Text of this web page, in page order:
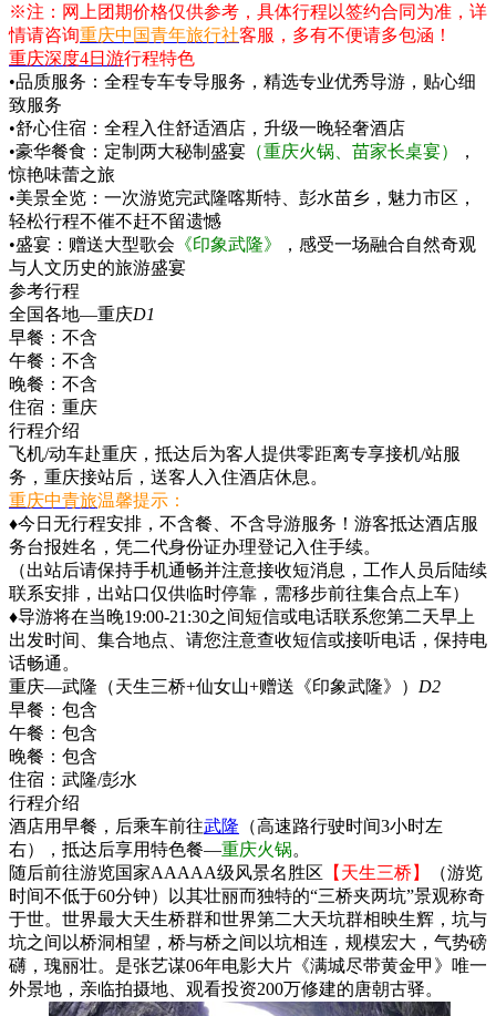
※注：网上团期价格仅供参考，具体行程以签约合同为准，详
情请咨询重庆中国青年旅行社客服，多有不便请多包涵！
重庆深度4日游行程特色
•品质服务：全程专车专导服务，精选专业优秀导游，贴心细
致服务
•舒心住宿：全程入住舒适酒店，升级一晚轻奢酒店
•豪华餐食：定制两大秘制盛宴 （重庆火锅、苗家长桌宴）
，
惊艳味蕾之旅
•美景全览：一次游览完武隆喀斯特、彭水苗乡，魅力市区，
轻松行程不催不赶不留遗憾
•盛宴：赠送大型歌会 《印象武隆》
，感受一场融合自然奇观
与人文历史的旅游盛宴
参考行程
全国各地—重庆D1
早餐： 不含
午餐： 不含
晚餐： 不含
住宿： 重庆
行程介绍
飞机/动车赴重庆，抵达后为客人提供零距离专享接机/站服
务，重庆接站后，送客人入住酒店休息。
重庆中青旅温馨提示：
♦今日无行程安排，不含餐、不含导游服务！游客抵达酒店服
务台报姓名，凭二代身份证办理登记入住手续。
（出站后请保持手机通畅并注意接收短消息，工作人员后陆续
联系安排，出站口仅供临时停靠，需移步前往集合点上车）
♦导游将在当晚19:00-21:30之间短信或电话联系您第二天早上
出发时间、集合地点、请您注意查收短信或接听电话，保持电
话畅通。
重庆—武隆（天生三桥+仙女山+赠送《印象武隆》） D2
早餐： 包含
午餐： 包含
晚餐： 包含
住宿： 武隆/彭水
行程介绍
酒店用早餐，后乘车前往武隆 （高速路行驶时间3小时左
右），抵达后享用特色餐—重庆火锅。
随后前往游览国家AAAAA级风景名胜区 【天生三桥】
（游览
时间不低于60分钟）以其壮丽而独特的“三桥夹两坑”景观称奇
于世。世界最大天生桥群和世界第二大天坑群相映生辉，坑与
坑之间以桥洞相望，桥与桥之间以坑相连，规模宏大，气势磅
礴，瑰丽壮。是张艺谋06年电影大片《满城尽带黄金甲》唯一
外景地，亲临拍摄地、观看投资200万修建的唐朝古驿。